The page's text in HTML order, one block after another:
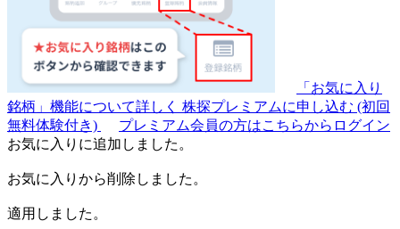
「お気に入り
銘柄」機能について詳しく 株探プレミアムに申し込む (初回
無料体験付き)
プレミアム会員の方はこちらからログイン
お気に入りに追加しました。
お気に入りから削除しました。
適用しました。